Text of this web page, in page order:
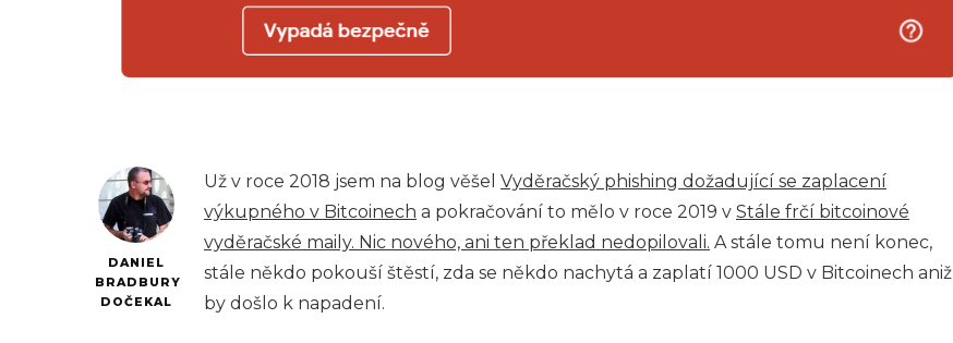
DANIEL
BRADBURY
DOČEKAL
Už v roce 2018 jsem na blog věšel Vyděračský phishing dožadující se zaplacení
výkupného v Bitcoinech a pokračování to mělo v roce 2019 v Stále frčí bitcoinové
vyděračské maily. Nic nového, ani ten překlad nedopilovali. A stále tomu není konec,
stále někdo pokouší štěstí, zda se někdo nachytá a zaplatí 1000 USD v Bitcoinech aniž
by došlo k napadení.